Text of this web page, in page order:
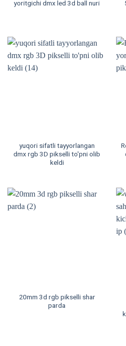
yoritgichi dmx led 3d ball nuri
yuqori sifatli tayyorlangan
dmx rgb 3D pikselli to'pni olib
keldi
20mm 3d rgb pikselli shar
parda